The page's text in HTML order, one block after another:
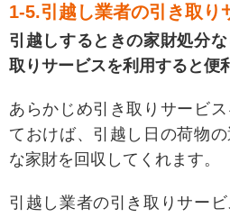
1-5.引越し業者の引き取り
引越しするときの家財処分
取りサービスを利用すると便
あらかじめ引き取りサービ
ておけば、引越し日の荷物
な家財を回収してくれます。
引越し業者の引き取りサー